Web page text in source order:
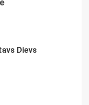
Dievs